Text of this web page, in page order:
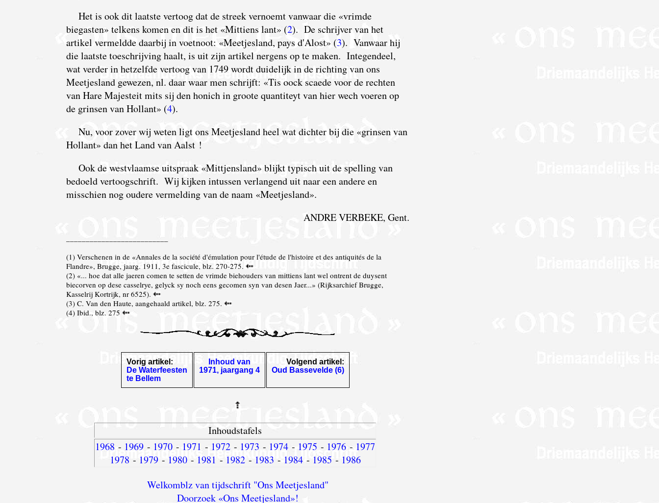
Het is ook dit laatste vertoog dat de streek vernoemt vanwaar die «vrimde
biegasten» telkens komen en dit is het «Mittiens lant» (2). De schrijver van het
artikel vermeldde daarbij in voetnoot: «Meetjesland, pays d'Alost» (3). Vanwaar hij
die laatste toeschrijving haalt, is uit zijn artikel nergens op te maken. Integendeel,
wat verder in hetzelfde vertoog van 1749 wordt duidelijk in de richting van ons
Meetjesland gewezen, nl. daar waar men schrijft: «Tis oock scaede voor de rechten
van Hare Majesteit mits sij den honich in groote quantiteyt van hier wech voeren op
de grinsen van Hollant» (4).
Nu, voor zover wij weten ligt ons Meetjesland heel wat dichter bij die «grinsen van
Hollant» dan het Land van Aalst !
Ook de westvlaamse uitspraak «Mittjensland» blijkt typisch uit de spelling van
bedoeld vertoogschrift. Wij kijken intussen verlangend uit naar een andere en
misschien nog oudere vermelding van de naam «Meetjesland».
ANDRE VERBEKE, Gent.
(1) Verschenen in de «Annales de la société d'émulation pour l'étude de l'histoire et des antiquités de la
Flandre», Brugge, jaarg. 1911, 3e fascicule, blz. 270-275.
(2) «... hoe dat alle jaeren comen te setten de vrimde biehouders van mittiens lant wel ontrent de duysent
biecorven op dese casselrye, gelyck sy noch eens gecomen syn van desen Jaer...» (Rijksarchief Brugge,
Kasselrij Kortrijk, nr 6525).
(3) C. Van den Haute, aangehaald artikel, blz. 275.
(4) Ibid., blz. 275
Vorig artikel:
De Waterfeesten
te Bellem
Inhoud van
1971, jaargang 4
Volgend artikel:
Oud Bassevelde (6)
Inhoudstafels
1968 - 1969 - 1970 - 1971 - 1972 - 1973 - 1974 - 1975 - 1976 - 1977
1978 - 1979- 1980- 1981 - 1982- 1983 - 1984- 1985 - 1986
Welkomblz van tijdschrift "Ons Meetjesland"
Doorzoek «Ons Meetjesland»!